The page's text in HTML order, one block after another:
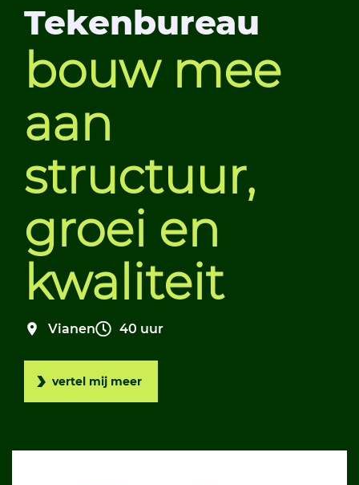
Tekenbureau
bouw mee
aan
structuur,
groei en
kwaliteit
Vianen 40 uur
vertel mij meer